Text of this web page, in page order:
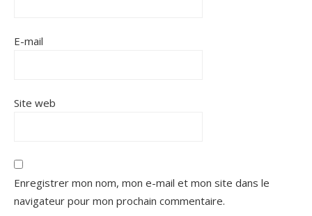
E-mail
Site web
Enregistrer mon nom, mon e-mail et mon site dans le
navigateur pour mon prochain commentaire.